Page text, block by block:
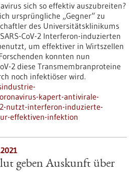
sich so effektiv auszubreiten?
ursprüngliche „Gegner“ zu
des Universitätsklinikums
CoV-2 Interferon-induzierten
um effektiver in Wirtszellen
konnten nun
2 diese Transmembranproteine
noch infektiöser wird.
kapert-antivirale-
nutzt-interferon-induzierte-
effektiven-infektion
geben Auskunft über